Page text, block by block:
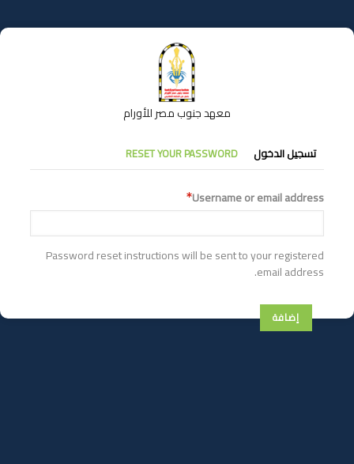
إلى
المحتوى
معهد جنوب مصر للأورام
التبويبات
الأساسية
تسجيل الدخول RESET YOUR PASSWORD
Username or email address
Password reset instructions will be sent to your registered
email address.